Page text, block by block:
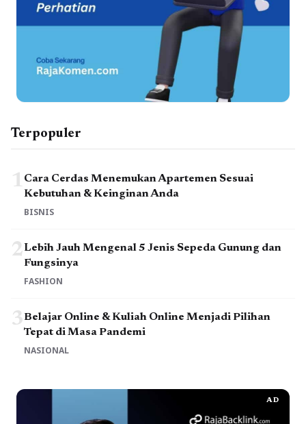
Terpopuler
1 Cara Cerdas Menemukan Apartemen Sesuai
Kebutuhan & Keinginan Anda
BISNIS
2Lebih Jauh Mengenal 5 Jenis Sepeda Gunung dan
Fungsinya
FASHION
3Belajar Online & Kuliah Online Menjadi Pilihan
Tepat di Masa Pandemi
NASIONAL
AD